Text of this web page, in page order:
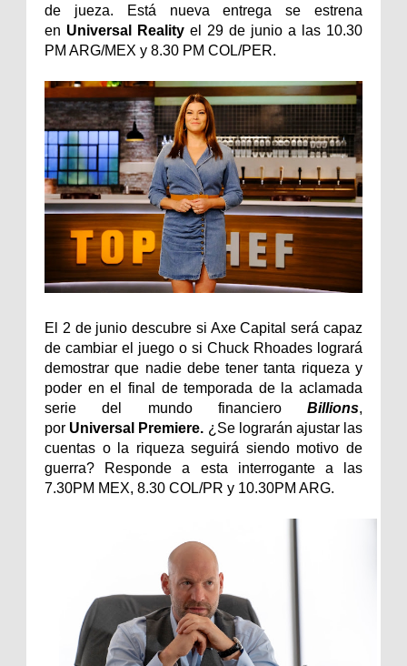
de jueza. Está nueva entrega se estrena
en Universal Reality el 29 de junio a las 10.30
PM ARG/MEX y 8.30 PM COL/PER.
El 2 de junio descubre si Axe Capital será capaz
de cambiar el juego o si Chuck Rhoades logrará
demostrar que nadie debe tener tanta riqueza y
poder en el final de temporada de la aclamada
serie del mundo financiero Billions,
por Universal Premiere. ¿Se lograrán ajustar las
cuentas o la riqueza seguirá siendo motivo de
guerra? Responde a esta interrogante a las
7.30PM MEX, 8.30 COL/PR y 10.30PM ARG.